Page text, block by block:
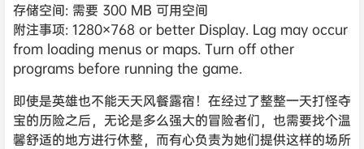
存储空间: 需要 300 MB 可用空间
附注事项: 1280×768 or better Display. Lag may occur
from loading menus or maps. Turn off other
programs before running the game.
即使是英雄也不能天天风餐露宿！在经过了整整一天打怪夺
宝的历险之后，无论是多么强大的冒险者们，也需要找个温
馨舒适的地方进行休整，而有心负责为她们提供这样的场所